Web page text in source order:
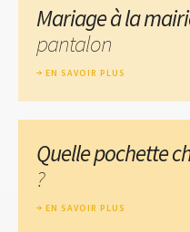
Mariage à la
pantalon
EN SAVOIR PLUS
Quelle pochette
?
EN SAVOIR PLUS